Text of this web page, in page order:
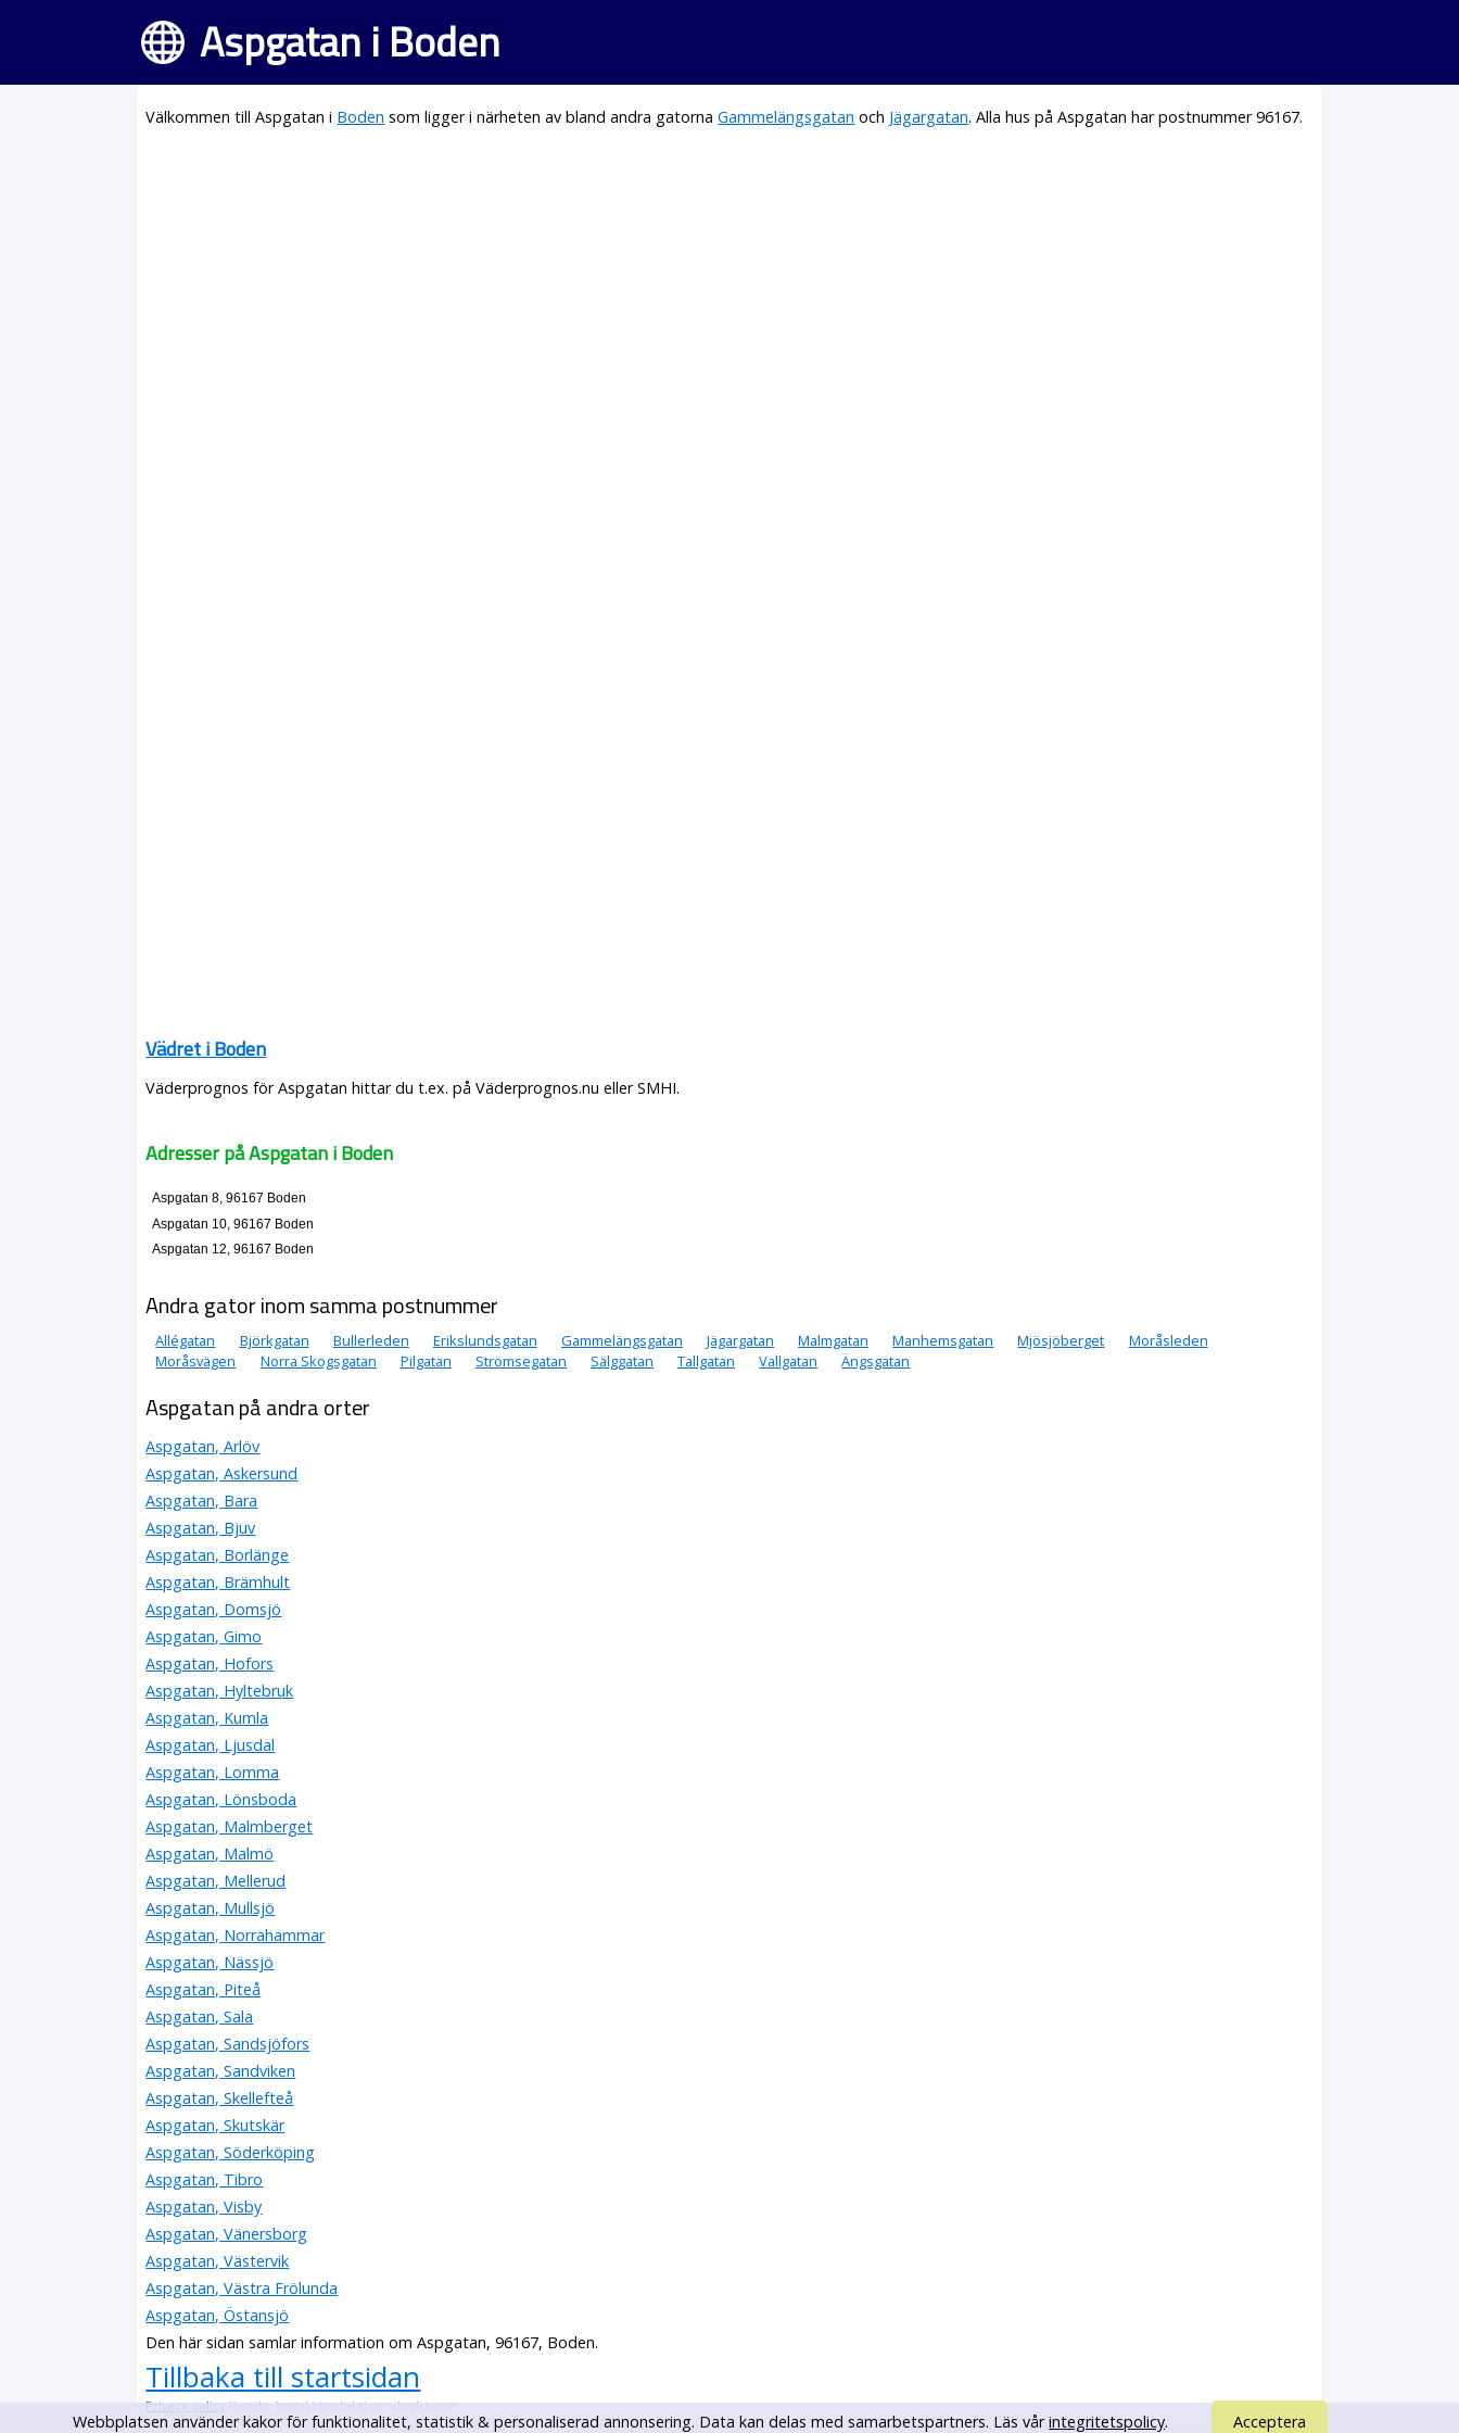
Webbplatsen använder kakor för funktionalitet, statistik & personaliserad annonsering. Data kan delas med samarbetspartners. Läs vårintegritetspolicy. Acceptera
Aspgatan i Boden
Välkommen till Aspgatan i Boden som ligger i närheten av bland andra gatornaGammelängsgatan och Jägargatan. Alla hus på Aspgatan har postnummer 96167.
Vädret i Boden
Väderprognos för Aspgatan hittar du t.ex. på Väderprognos.nu eller SMHI.
Adresser på Aspgatan i Boden
Aspgatan 8, 96167 Boden
Aspgatan 10, 96167 Boden
Aspgatan 12, 96167 Boden
Andra gator inom samma postnummer
Allégatan Björkgatan Bullerleden Erikslundsgatan Gammelängsgatan Jägargatan Malmgatan Manhemsgatan Mjösjöberget
Moråsleden
Moråsvägen
Norra Skogsgatan Pilgatan Strömsegatan Sälggatan Tallgatan Vallgatan Ängsgatan
Aspgatan på andra orter
Aspgatan, Arlöv
Aspgatan, Askersund
Aspgatan, Bara
Aspgatan, Bjuv
Aspgatan, Borlänge
Aspgatan, Brämhult
Aspgatan, Domsjö
Aspgatan, Gimo
Aspgatan, Hofors
Aspgatan, Hyltebruk
Aspgatan, Kumla
Aspgatan, Ljusdal
Aspgatan, Lomma
Aspgatan, Lönsboda
Aspgatan, Malmberget
Aspgatan, Malmö
Aspgatan, Mellerud
Aspgatan, Mullsjö
Aspgatan, Norrahammar
Aspgatan, Nässjö
Aspgatan, Piteå
Aspgatan, Sala
Aspgatan, Sandsjöfors
Aspgatan, Sandviken
Aspgatan, Skellefteå
Aspgatan, Skutskär
Aspgatan, Söderköping
Aspgatan, Tibro
Aspgatan, Visby
Aspgatan, Vänersborg
Aspgatan, Västervik
Aspgatan, Västra Frölunda
Aspgatan, Östansjö
Den här sidan samlar information om Aspgatan, 96167, Boden.
Tillbaka till startsidan
Privacy policyKontakt: kontakt (snabel-a) svenskaplatser.se